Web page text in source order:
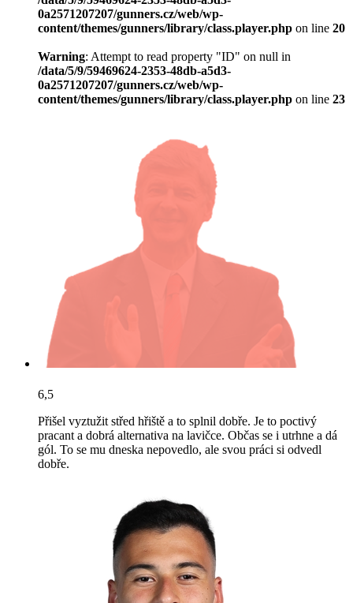
0a2571207207/gunners.cz/web/wp-
content/themes/gunners/library/class.player.php on line 20
Warning: Attempt to read property "ID" on null in
/data/5/9/59469624-2353-48db-a5d3-
0a2571207207/gunners.cz/web/wp-
content/themes/gunners/library/class.player.php on line 23
6,5
Přišel vyztužit střed hřiště a to splnil dobře. Je to poctivý
pracant a dobrá alternativa na lavičce. Občas se i utrhne a dá
gól. To se mu dneska nepovedlo, ale svou práci si odvedl
dobře.